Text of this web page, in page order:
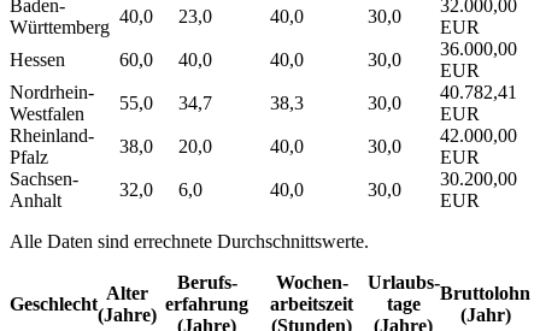
Baden-
Württemberg
40,0 23,0 40,0 30,0
32.000,00
EUR
Hessen
60,0 40,0 40,0 30,0
36.000,00
EUR
Nordrhein-
Westfalen
55,0 34,7 38,3 30,0
40.782,41
EUR
Rheinland-
Pfalz
38,0 20,0 40,0 30,0
42.000,00
EUR
Sachsen-
Anhalt
32,0 6,0 40,0 30,0
30.200,00
EUR
Alle Daten sind errechnete Durchschnittswerte.
Geschlecht
Alter
(Jahre)
Berufs­
erfahrung
(Jahre)
Wochen­
arbeitszeit
(Stunden)
Urlaubs­
tage
(Jahre)
Bruttolohn
(Jahr)